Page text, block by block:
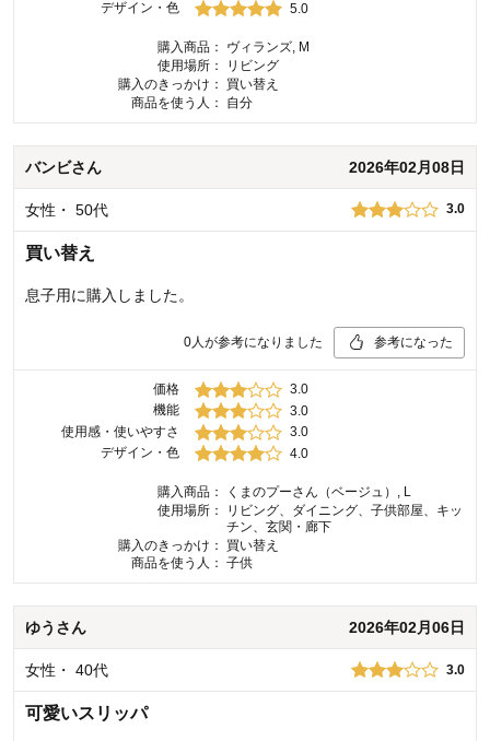
デザイン・色 5.0
購入商品：
ヴィランズ, M
使用場所：
リビング
購入のきっかけ：
買い替え
商品を使う人：
自分
バンビさん 2026年02月08日
女性 ・ 50代 3.0
買い替え
息子用に購入しました。
0人が参考になりました 参考になった
価格
3.0
機能
3.0
使用感・使いやすさ
3.0
デザイン・色
4.0
購入商品：
くまのプーさん（ベージュ）, L
使用場所：
リビング、ダイニング、子供部屋、キッ
チン、玄関・廊下
購入のきっかけ：
買い替え
商品を使う人： 子供
ゆう さん 2026年02月06日
女性 ・ 40代 3.0
可愛いスリッパ